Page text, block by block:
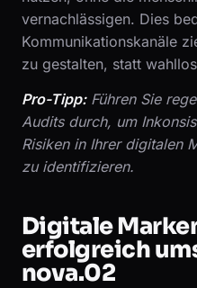
vernachlässigen. Dies
Kommunikationskanäle
zu gestalten, statt
Pro-Tipp: Führen Sie
Audits durch, um
Risiken in Ihrer digitalen
zu identifizieren.
Digitale
erfolgreich
nova.02